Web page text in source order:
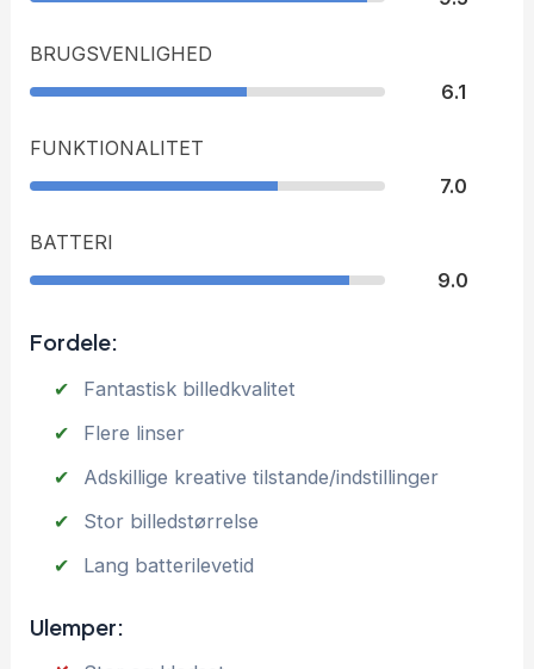
BRUGSVENLIGHED
6.1
FUNKTIONALITET
7.0
BATTERI
9.0
Fordele:
Fantastisk billedkvalitet
Flere linser
Adskillige kreative tilstande/indstillinger
Stor billedstørrelse
Lang batterilevetid
Ulemper: